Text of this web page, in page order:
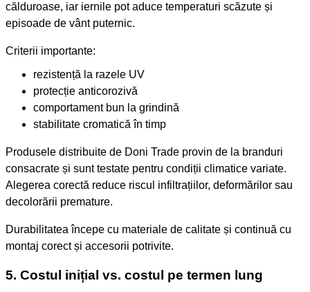
călduroase, iar iernile pot aduce temperaturi scăzute și
episoade de vânt puternic.
Criterii importante:
rezistență la razele UV
protecție anticorozivă
comportament bun la grindină
stabilitate cromatică în timp
Produsele distribuite de Doni Trade provin de la branduri
consacrate și sunt testate pentru condiții climatice variate.
Alegerea corectă reduce riscul infiltrațiilor, deformărilor sau
decolorării premature.
Durabilitatea începe cu materiale de calitate și continuă cu
montaj corect și accesorii potrivite.
5. Costul inițial vs. costul pe termen lung